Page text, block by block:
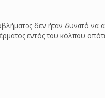
δεν ήταν δυνατό να
εντός του κόλπου